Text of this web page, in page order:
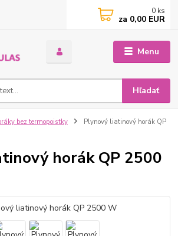
Menu
Hľadať
0 ks
za 0,00 EUR
bez termopoistky
Plynový liatinový horák QP
horák QP 2500